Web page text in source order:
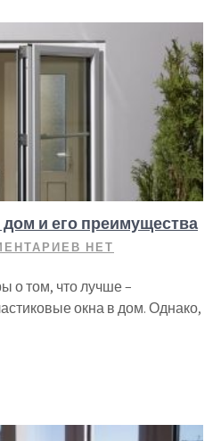
и его преимущества
НЕТ
о том, что лучше –
окна в дом. Однако,